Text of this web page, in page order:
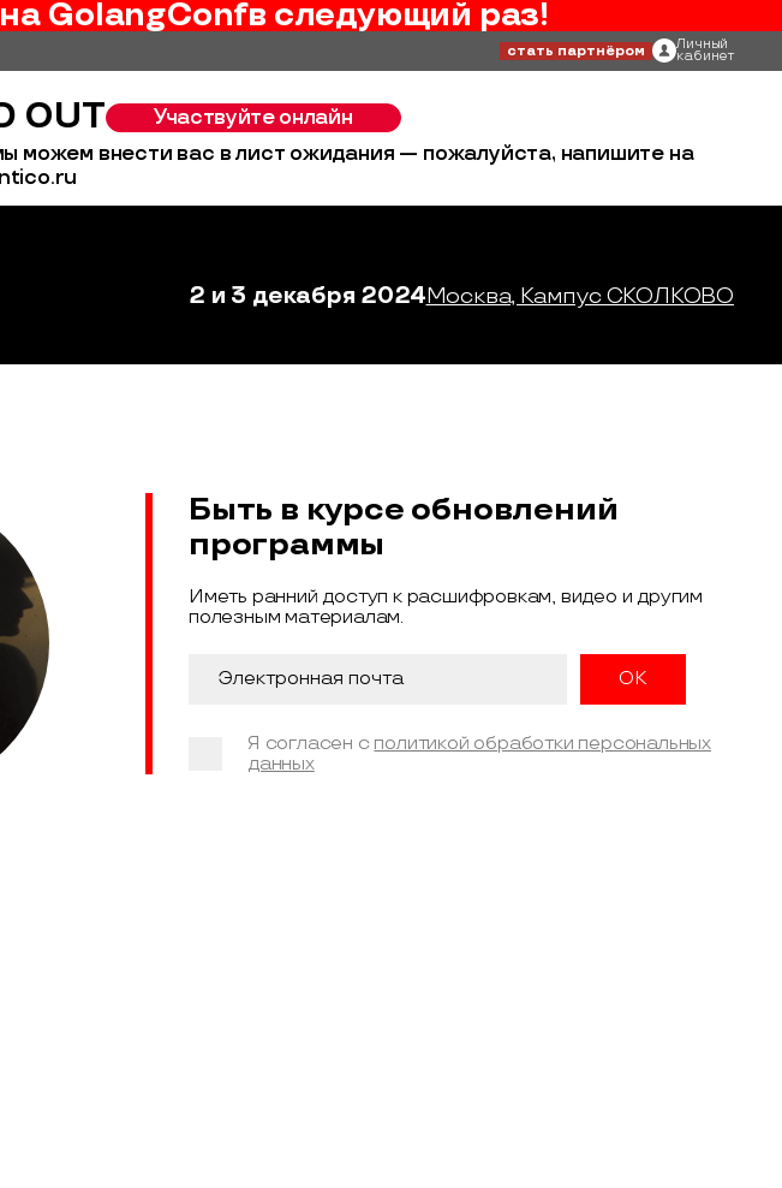
на GolangConfв следующий раз!
стать партнёром Личный
кабинет
OUT
Участвуйте онлайн
можем внести вас в лист ожидания — пожалуйста, напишите на
2 и 3 декабря 2024Москва, Кампус СКОЛКОВО
Быть в курсе обновлений
программы
Иметь ранний доступ к расшифровкам, видео и другим
полезным материалам.
Я согласен с политикой обработки персональных
данных